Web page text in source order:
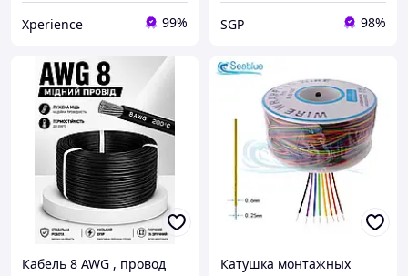
Xperience 99% SGP 98%
Кабель 8 AWG , провод Катушка монтажных